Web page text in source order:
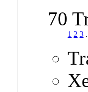
70
1 2 3